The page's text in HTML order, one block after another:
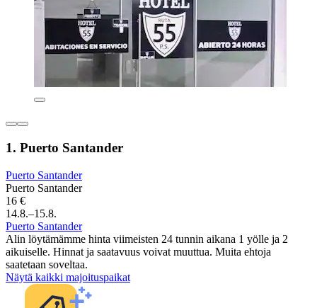
1. Puerto Santander
Puerto Santander
Puerto Santander
16 €
14.8.–15.8.
Puerto Santander
Alin löytämämme hinta viimeisten 24 tunnin aikana 1 yölle ja 2
aikuiselle. Hinnat ja saatavuus voivat muuttua. Muita ehtoja
saatetaan soveltaa.
Näytä kaikki majoituspaikat